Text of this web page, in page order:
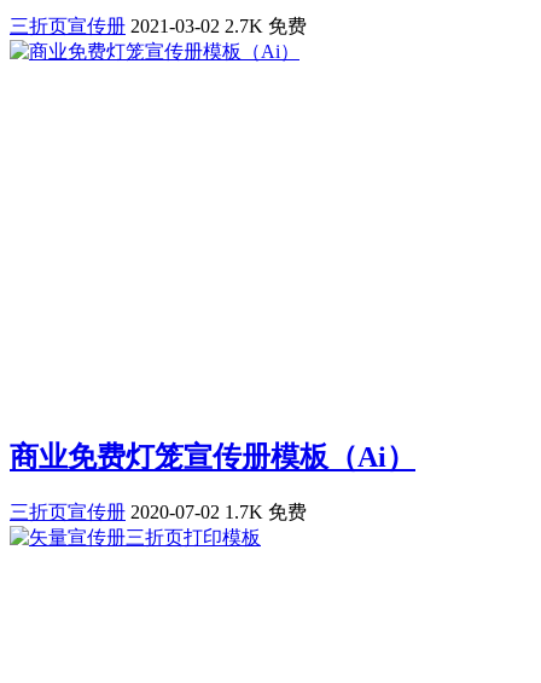
三折页宣传册 2021-03-02 2.7K 免费
商业免费灯笼宣传册模板（Ai）
三折页宣传册 2020-07-02 1.7K 免费